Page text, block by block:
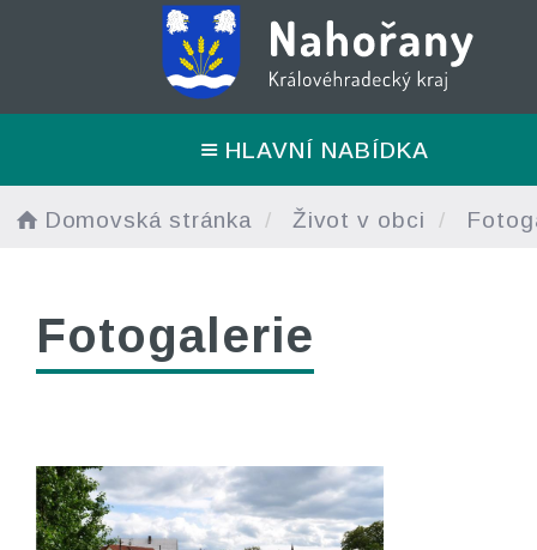
HLAVNÍ NABÍDKA
Domovská stránka Život v obci
Fotogalerie